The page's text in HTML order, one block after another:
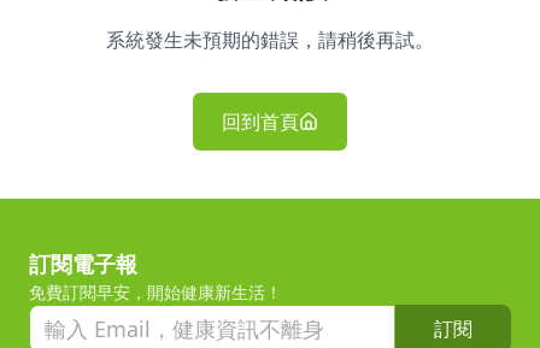
系統發生未預期的錯誤，請稍後再試。
回到首頁
訂閱電子報
免費訂閱早安，開始健康新生活！
訂閱